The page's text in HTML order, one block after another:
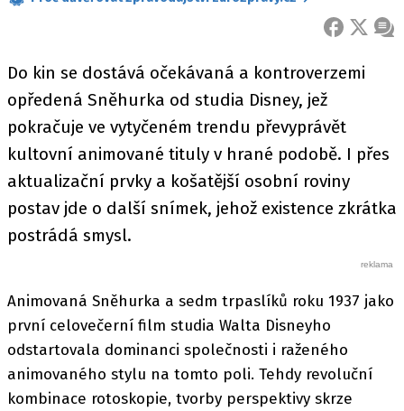
FACEBOOK
X
Do kin se dostává očekávaná a kontroverzemi
opředená Sněhurka od studia Disney, jež
pokračuje ve vytyčeném trendu převyprávět
kultovní animované tituly v hrané podobě. I přes
aktualizační prvky a košatější osobní roviny
postav jde o další snímek, jehož existence zkrátka
postrádá smysl.
Animovaná Sněhurka a sedm trpaslíků roku 1937 jako
první celovečerní film studia Walta Disneyho
odstartovala dominanci společnosti i raženého
animovaného stylu na tomto poli. Tehdy revoluční
kombinace rotoskopie, tvorby perspektivy skrze